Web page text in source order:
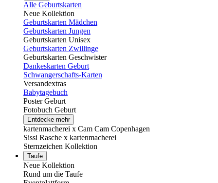
Alle Geburtskarten
Neue Kollektion
Geburtskarten Mädchen
Geburtskarten Jungen
Geburtskarten Unisex
Geburtskarten Zwillinge
Geburtskarten Geschwister
Dankeskarten Geburt
Schwangerschafts-Karten
Versandextras
Babytagebuch
Poster Geburt
Fotobuch Geburt
Entdecke mehr
kartenmacherei x Cam Cam Copenhagen
Sissi Rasche x kartenmacherei
Sternzeichen Kollektion
Taufe
Neue Kollektion
Rund um die Taufe